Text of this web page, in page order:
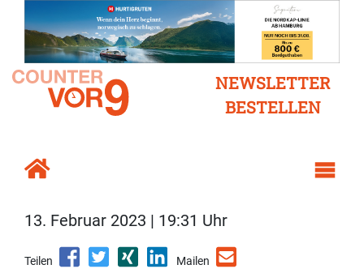
NEWSLETTER
BESTELLEN
13. Februar 2023 | 19:31 Uhr
Teilen Mailen